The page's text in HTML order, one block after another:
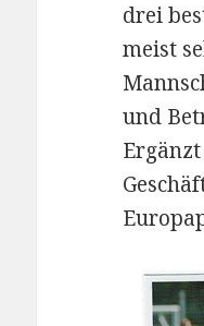
drei
meist
und